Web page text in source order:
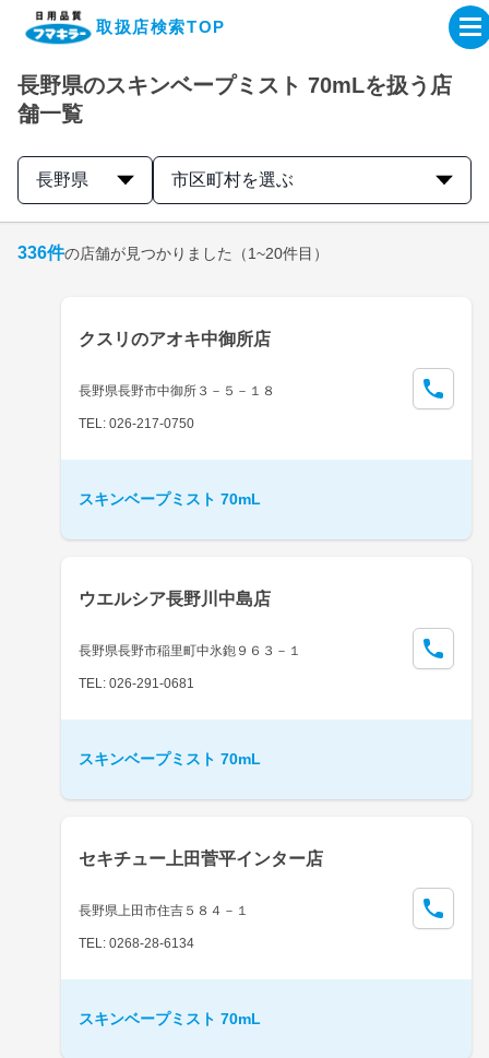
取扱店検索TOP
企業・IR情報サイト
製品情報サイト
取扱店検索はこちら
長野県のスキンベープミスト 70mLを扱う店
舗一覧
長野県 市区町村を選ぶ
336件の店舗が見つかりました （1~20件目）
クスリのアオキ中御所店
長野県長野市中御所３－５－１８
TEL: 026-217-0750
スキンベープミスト 70mL
ウエルシア長野川中島店
長野県長野市稲里町中氷鉋９６３－１
TEL: 026-291-0681
スキンベープミスト 70mL
セキチュー上田菅平インター店
長野県上田市住吉５８４－１
TEL: 0268-28-6134
スキンベープミスト 70mL